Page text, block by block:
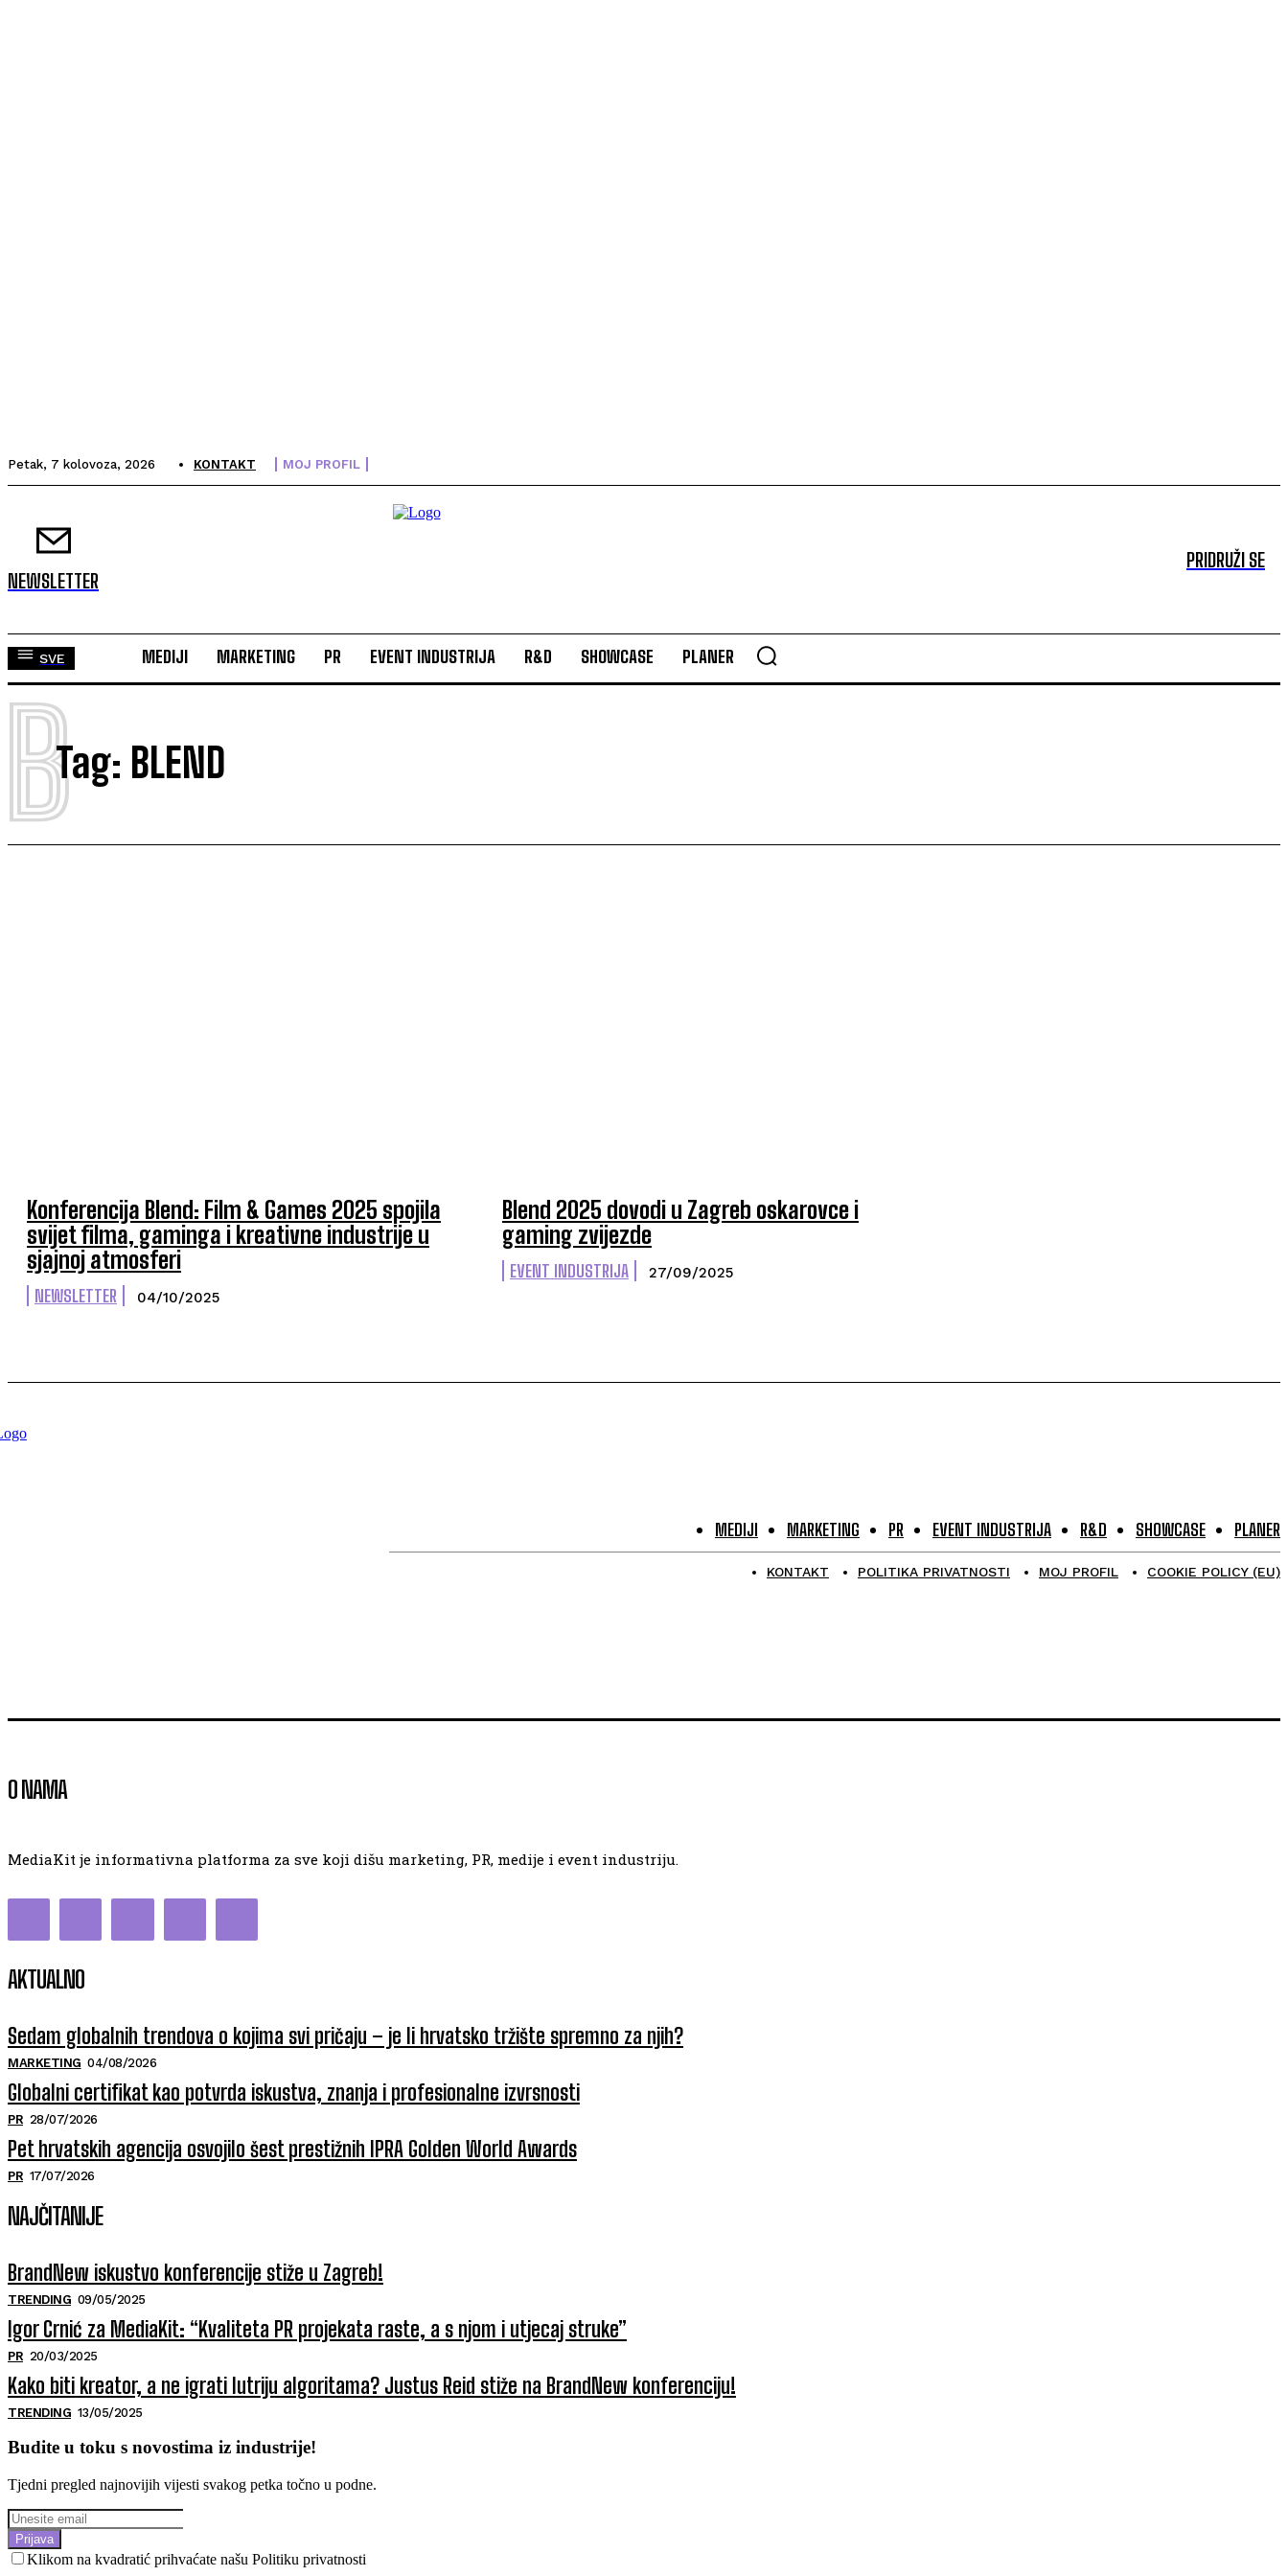
Petak, 7 kolovoza, 2026 KONTAKT MOJ PROFIL
NEWSLETTER
PRIDRUŽI SE
SVE MEDIJI MARKETING PR EVENT INDUSTRIJA R&D SHOWCASE PLANER
Tag: BLEND
B
Konferencija Blend: Film & Games 2025 spojila
svijet filma, gaminga i kreativne industrije u
sjajnoj atmosferi
NEWSLETTER 04/10/2025
Blend 2025 dovodi u Zagreb oskarovce i
gaming zvijezde
EVENT INDUSTRIJA 27/09/2025
MEDIJI MARKETING PR EVENT INDUSTRIJA R&D SHOWCASE PLANER
KONTAKT POLITIKA PRIVATNOSTI MOJ PROFIL COOKIE POLICY (EU)
O NAMA
MediaKit je informativna platforma za sve koji dišu marketing, PR, medije i event industriju.
AKTUALNO
Sedam globalnih trendova o kojima svi pričaju – je li hrvatsko tržište spremno za njih?
MARKETING 04/08/2026
Globalni certifikat kao potvrda iskustva, znanja i profesionalne izvrsnosti
PR 28/07/2026
Pet hrvatskih agencija osvojilo šest prestižnih IPRA Golden World Awards
PR 17/07/2026
NAJČITANIJE
BrandNew iskustvo konferencije stiže u Zagreb!
TRENDING 09/05/2025
Igor Crnić za MediaKit: “Kvaliteta PR projekata raste, a s njom i utjecaj struke”
PR 20/03/2025
Kako biti kreator, a ne igrati lutriju algoritama? Justus Reid stiže na BrandNew konferenciju!
TRENDING 13/05/2025
Budite u toku s novostima iz industrije!
Tjedni pregled najnovijih vijesti svakog petka točno u podne.
Prijava
Klikom na kvadratić prihvaćate našu Politiku privatnosti